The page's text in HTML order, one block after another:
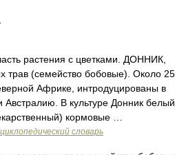
растения с цветками. ДОННИК,
трав (семейство бобовые). Около 25
Африке, интродуцированы в
В культуре Донник белый
кормовые …
словарь